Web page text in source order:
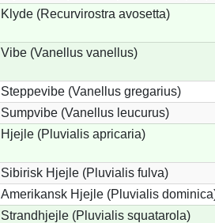
Klyde (Recurvirostra avosetta)
Vibe (Vanellus vanellus)
Steppevibe (Vanellus gregarius)
Sumpvibe (Vanellus leucurus)
Hjejle (Pluvialis apricaria)
Sibirisk Hjejle (Pluvialis fulva)
Amerikansk Hjejle (Pluvialis
Strandhjejle (Pluvialis squatarola)